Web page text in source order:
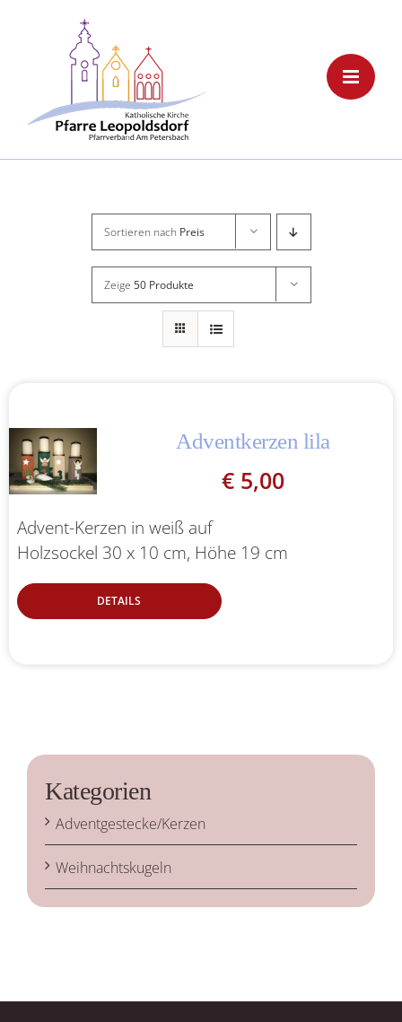
Sortieren nach Preis
Zeige 50 Produkte
Adventkerzen lila
€5,00
Advent-Kerzen in weiß auf
Holzsockel 30 x 10 cm, Höhe 19 cm
DETAILS
Kategorien
Adventgestecke/Kerzen
Weihnachtskugeln